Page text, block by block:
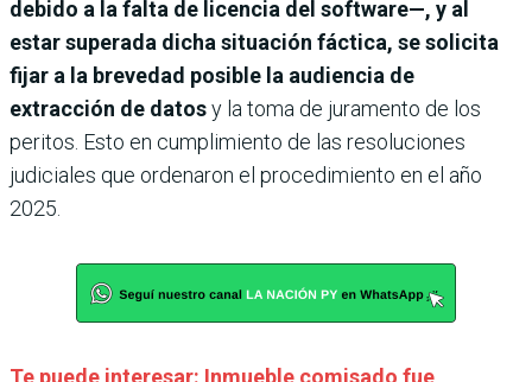
debido a la falta de licencia del software—, y al
estar superada dicha situación fáctica, se solicita
fijar a la brevedad posible la audiencia de
extracción de datosy la toma de juramento de los
peritos. Esto en cumplimiento de las resoluciones
judiciales que ordenaron el procedimiento en el año
2025.
Te puede interesar: Inmueble comisado fue